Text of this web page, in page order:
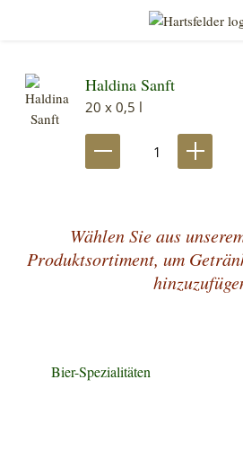
Startseite
Die Brauerei
Unser Service
Haldina Sanft
20 x 0,5 l
Wählen Sie aus
Produktsortiment, um
Bier-Spezialitäten